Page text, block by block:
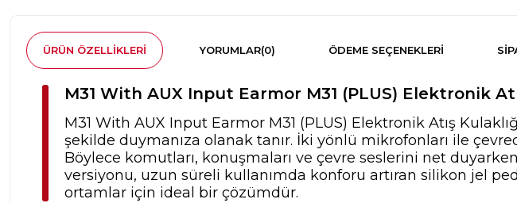
ÜRÜN ÖZELLIKLERI YORUMLAR(0) ÖDEME SEÇENEKLERI
M31 With AUX Input Earmor M31 (PLUS) Elektronik
M31 With AUX Input Earmor M31 (PLUS) Elektronik Atış
şekilde duymanıza olanak tanır. İki yönlü mikrofonları ile
Böylece komutları, konuşmaları ve çevre seslerini net
versiyonu, uzun süreli kullanımda konforu artıran silikon jel
ortamlar için ideal bir çözümdür.